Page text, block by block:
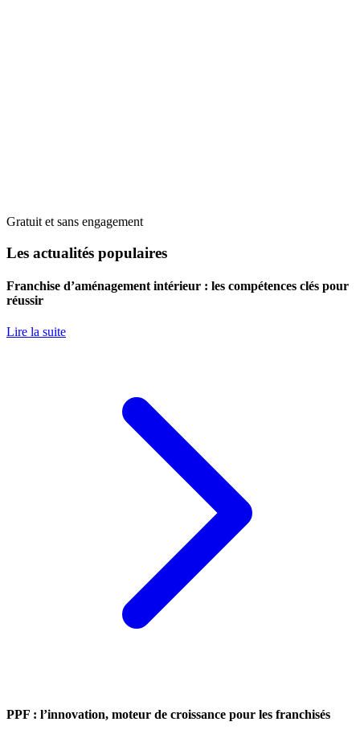
Gratuit et sans engagement
Les actualités populaires
Franchise d’aménagement intérieur : les compétences clés pour
réussir
Lire la suite
PPF : l’innovation, moteur de croissance pour les franchisés